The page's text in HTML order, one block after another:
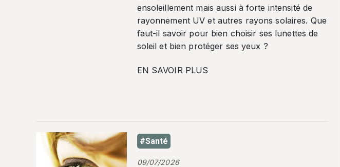
ensoleillement mais aussi à forte intensité de
rayonnement UV et autres rayons solaires. Que
faut-il savoir pour bien choisir ses lunettes de
soleil et bien protéger ses yeux ?
EN SAVOIR PLUS
#Santé
09/07/2026